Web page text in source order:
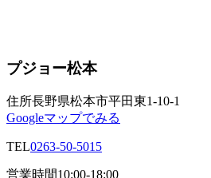
プジョー松本
住所長野県松本市平田東1-10-1
Googleマップでみる
TEL0263-50-5015
営業時間10:00-18:00